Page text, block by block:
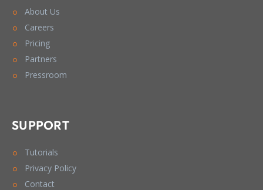
About Us
Careers
Pricing
Partners
Pressroom
SUPPORT
Tutorials
Privacy Policy
Contact